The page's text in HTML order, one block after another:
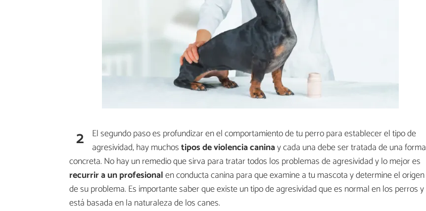
2 El segundo paso es profundizar en el comportamiento de tu perro para establecer el tipo de
agresividad, hay muchostipos de violencia caninay cada una debe ser tratada de una forma
concreta. No hay un remedio que sirva para tratar todos los problemas de agresividad y lo mejor es
recurrir a un profesionalen conducta canina para que examine a tu mascota y determine el origen
de su problema. Es importante saber que existe un tipo de agresividad que es normal en los perros y
está basada en la naturaleza de los canes.